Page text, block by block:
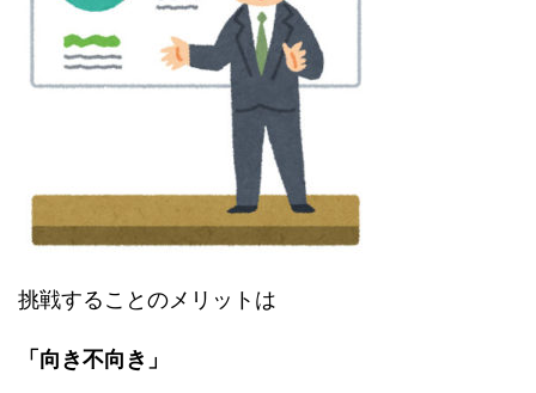
挑戦することのメリットは
「向き不向き」